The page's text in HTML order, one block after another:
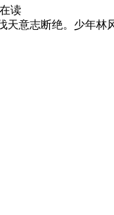
读
天意志断绝。少年